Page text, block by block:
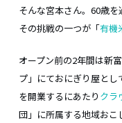
そんな宮本さん。60歳を
その挑戦の一つが「有機
オープン前の2年間は新
プ」にておにぎり屋と
を開業するにあたり クラ
団」に所属する地域おこ